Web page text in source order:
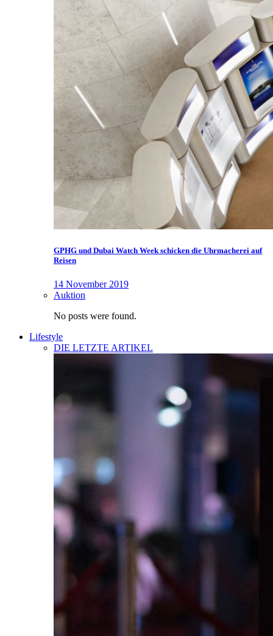
GPHG und Dubai Watch Week schicken die Uhrmacherei auf
Reisen
14 November 2019
Auktion
No posts were found.
Lifestyle
DIE LETZTE ARTIKEL